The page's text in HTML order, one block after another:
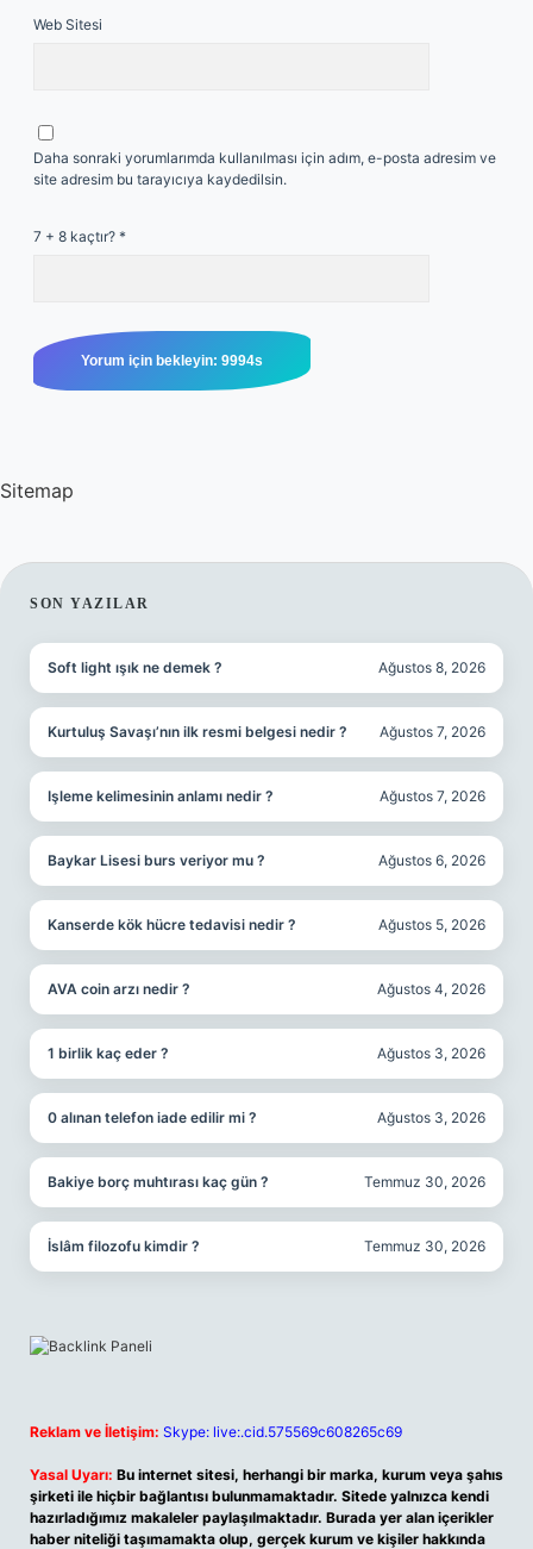
Web Sitesi
Daha sonraki yorumlarımda kullanılması için adım, e-posta adresim ve
site adresim bu tarayıcıya kaydedilsin.
7 + 8 kaçtır? *
Sitemap
SIDEBAR
SON YAZILAR
Soft light ışık ne demek ? Ağustos 8, 2026
Kurtuluş Savaşı’nın ilk resmi belgesi nedir ? Ağustos 7, 2026
Işleme kelimesinin anlamı nedir ? Ağustos 7, 2026
Baykar Lisesi burs veriyor mu ? Ağustos 6, 2026
Kanserde kök hücre tedavisi nedir ? Ağustos 5, 2026
AVA coin arzı nedir ? Ağustos 4, 2026
1 birlik kaç eder ? Ağustos 3, 2026
0 alınan telefon iade edilir mi ? Ağustos 3, 2026
Bakiye borç muhtırası kaç gün ? Temmuz 30, 2026
İslâm filozofu kimdir ? Temmuz 30, 2026
Reklam ve İletişim: Skype: live:.cid.575569c608265c69
Yasal Uyarı: Bu internet sitesi, herhangi bir marka, kurum veya şahıs
şirketi ile hiçbir bağlantısı bulunmamaktadır. Sitede yalnızca kendi
hazırladığımız makaleler paylaşılmaktadır. Burada yer alan içerikler
haber niteliği taşımamakta olup, gerçek kurum ve kişiler hakkında